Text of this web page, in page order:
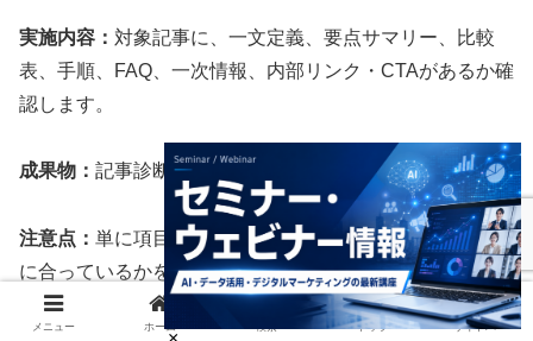
実施内容： 対象記事に、一文定義、要点サマリー、比較
表、手順、FAQ、一次情報、内部リンク・CTAがあるか確
認します。
成果物： 記事診断シート、改善メモ。
注意点： 単に項目を追加するだけでなく、読者の検索意図
に合っているかを確認します。
メニュー ホーム 検索 トップ サイドバー